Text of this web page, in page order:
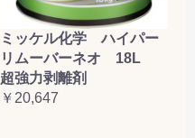
ミッケル化学 ハイパー
リムーバーネオ 18L
超強力剥離剤
￥20,647